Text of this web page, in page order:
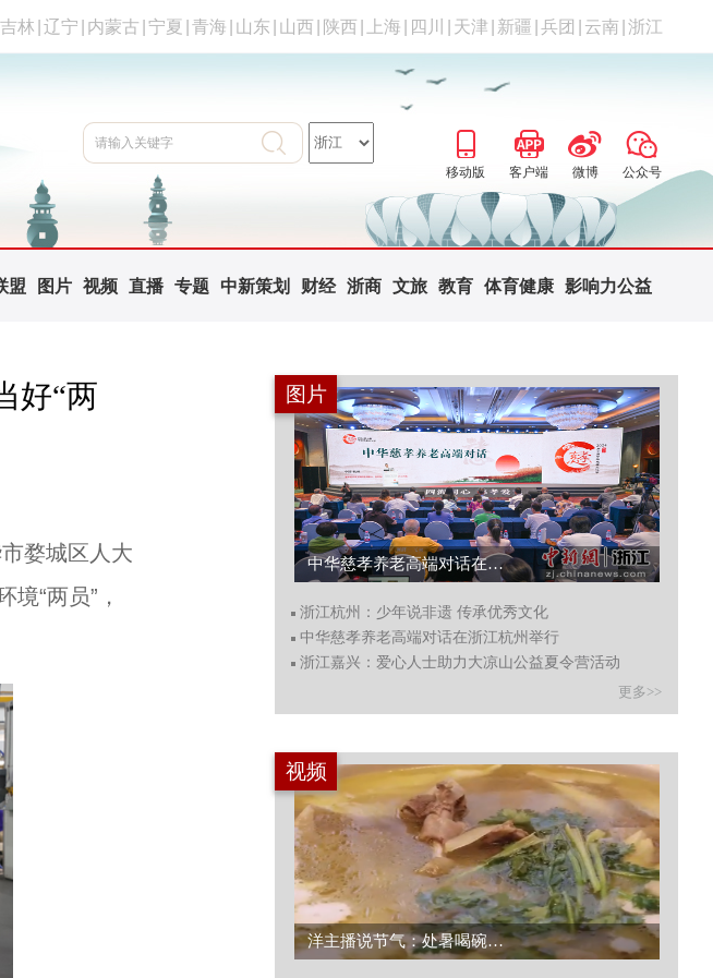
吉林 辽宁 内蒙古 宁夏 青海 山东 山西 陕西 上海 四川 天津 新疆 兵团 云南 浙江
移动版 客户端 微博 公众号
盟 图片 视频 直播 专题 中新策划 财经 浙商 文旅 教育 体育健康 影响力公益
好“两
婺城区人大
“两员”，
图片
浙江杭州：少年说非遗 传承优秀文化... 中华慈孝养老高端对话在浙江杭州举行...
浙江杭州：少年说非遗 传承优秀文化
中华慈孝养老高端对话在浙江杭州举行
浙江嘉兴：爱心人士助力大凉山公益夏令营活动
更多>>
视频
洋主播说节气：处暑喝碗老鸭汤！在中国麻鸭之乡与夏天告别...